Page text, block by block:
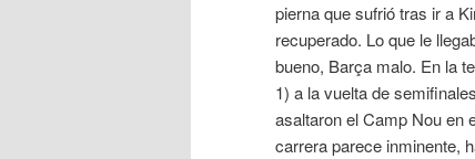
pierna que sufrió tras ir a
recuperado. Lo que le
bueno, Barça malo. En la
1) a la vuelta de
asaltaron el Camp Nou en
carrera parece inminente,